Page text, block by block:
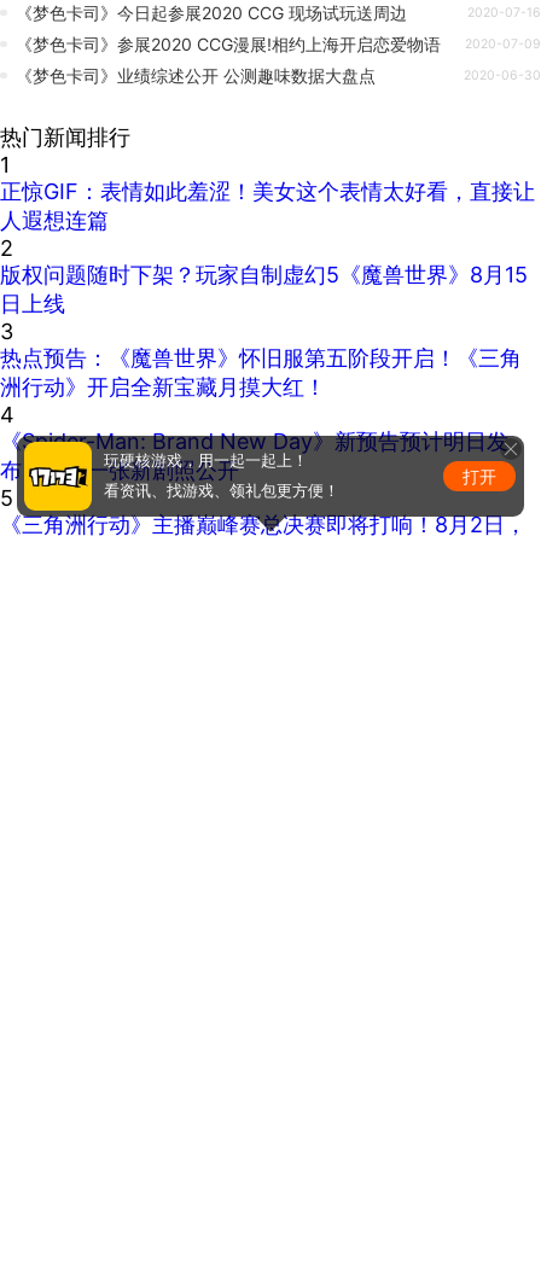
《梦色卡司》今日起参展2020 CCG 现场试玩送周边 2020-07-16
《梦色卡司》参展2020 CCG漫展!相约上海开启恋爱物语 2020-07-09
《梦色卡司》业绩综述公开 公测趣味数据大盘点 2020-06-30
热门新闻排行
1
正惊GIF：表情如此羞涩！美女这个表情太好看，直接让
人遐想连篇
2
版权问题随时下架？玩家自制虚幻5《魔兽世界》8月15
日上线
3
热点预告：《魔兽世界》怀旧服第五阶段开启！《三角
洲行动》开启全新宝藏月摸大红！
4
《Spider-Man: Brand New Day》新预告预计明日发
布，另有一张新剧照公开
5
《三角洲行动》主播巅峰赛总决赛即将打响！8月2日，
玩硬核游戏，用一起一起上！
看资讯、找游戏、领礼包更方便！
打开